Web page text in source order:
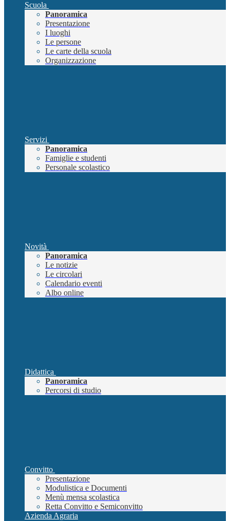
Scuola
Panoramica
Presentazione
I luoghi
Le persone
Le carte della scuola
Organizzazione
Servizi
Panoramica
Famiglie e studenti
Personale scolastico
Novità
Panoramica
Le notizie
Le circolari
Calendario eventi
Albo online
Didattica
Panoramica
Percorsi di studio
Convitto
Presentazione
Modulistica e Documenti
Menù mensa scolastica
Retta Convitto e Semiconvitto
Azienda Agraria